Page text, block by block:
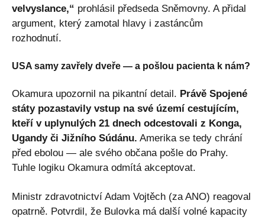
velvyslance,“ prohlásil předseda Sněmovny. A přidal
argument, který zamotal hlavy i zastáncům
rozhodnutí.
USA samy zavřely dveře — a pošlou pacienta k nám?
Okamura upozornil na pikantní detail. Právě Spojené
státy pozastavily vstup na své území cestujícím,
kteří v uplynulých 21 dnech odcestovali z Konga,
Ugandy či Jižního Súdánu. Amerika se tedy chrání
před ebolou — ale svého občana pošle do Prahy.
Tuhle logiku Okamura odmítá akceptovat.
Ministr zdravotnictví Adam Vojtěch (za ANO) reagoval
opatrně. Potvrdil, že Bulovka má další volné kapacity